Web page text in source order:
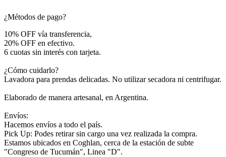
¿Métodos de pago?
10% OFF vía transferencia,
20% OFF en efectivo.
6 cuotas sin interés con tarjeta.
¿Cómo cuidarlo?
Lavadora para prendas delicadas. No utilizar secadora ni centrifugar.
Elaborado de manera artesanal, en Argentina.
Envíos:
Hacemos envíos a todo el país.
Pick Up: Podes retirar sin cargo una vez realizada la compra.
Estamos ubicados en Coghlan, cerca de la estación de subte
"Congreso de Tucumán", Linea "D".